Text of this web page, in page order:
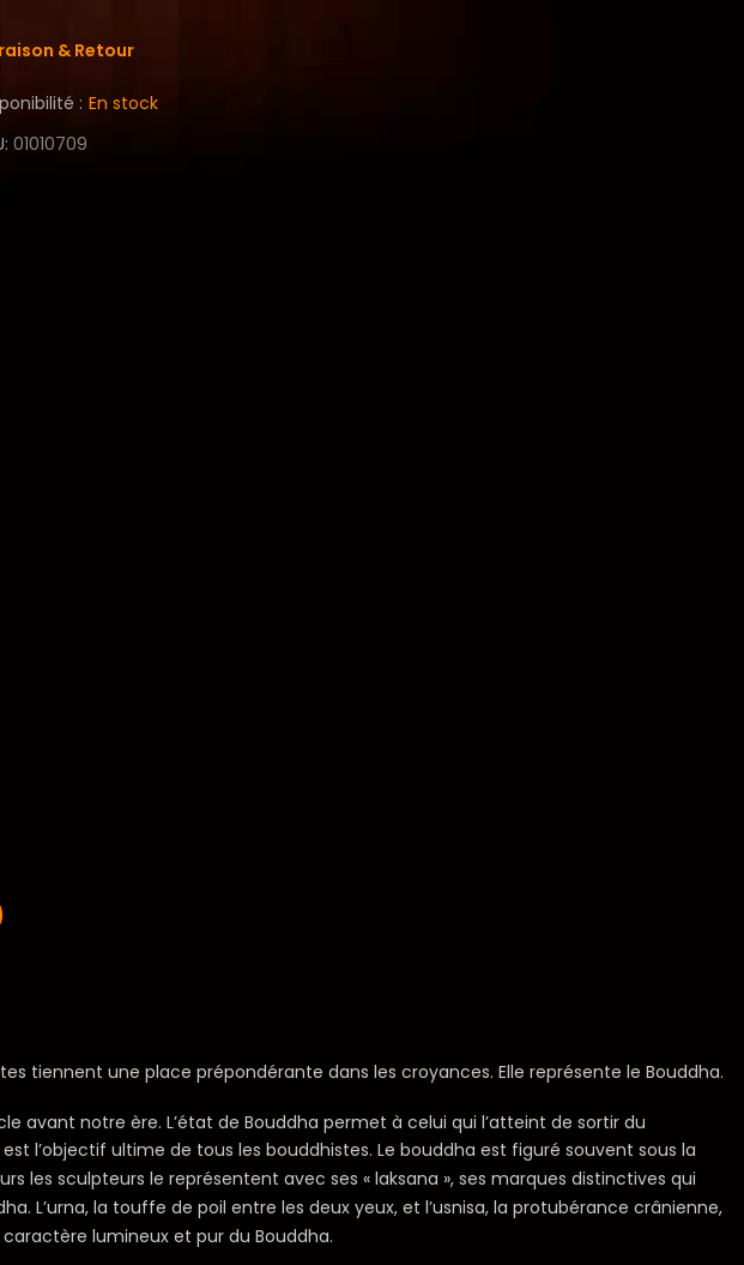
& Retour
: En stock
01010709
tiennent une place prépondérante dans les croyances. Elle représente le Bouddha.
avant notre ère. L’état de Bouddha permet à celui qui l’atteint de sortir du
l’objectif ultime de tous les bouddhistes. Le bouddha est figuré souvent sous la
les sculpteurs le représentent avec ses « laksana », ses marques distinctives qui
L’urna, la touffe de poil entre les deux yeux, et l’usnisa, la protubérance crânienne,
lumineux et pur du Bouddha.